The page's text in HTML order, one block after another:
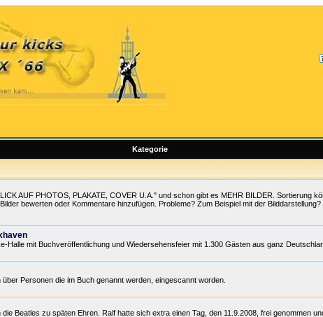
Kategorie
AUF PHOTOS, PLAKATE, COVER U.A." und schon gibt es MEHR BILDER. Sortierung
bewerten oder Kommentare hinzufügen. Probleme? Zum Beispiel mit der
Halle mit Buchveröffentlichung und Wiedersehensfeier mit 1.300 Gästen aus ganz
Personen die im Buch genannt werden, eingescannt worden.
Beatles zu späten Ehren. Ralf hatte sich extra einen Tag, den 11.9.2008, frei genommen